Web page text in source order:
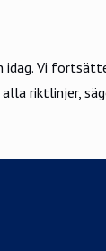
idag. Vi
riktlinjer,